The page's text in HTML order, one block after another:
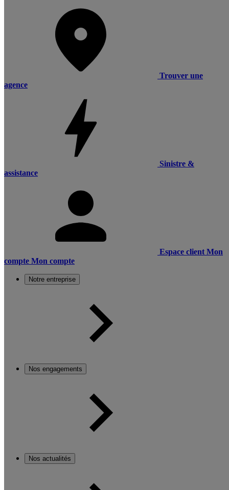
Trouver une
agence
Sinistre &
assistance
Espace client Mon
compte Mon compte
Notre entreprise
Nos engagements
Nos actualités